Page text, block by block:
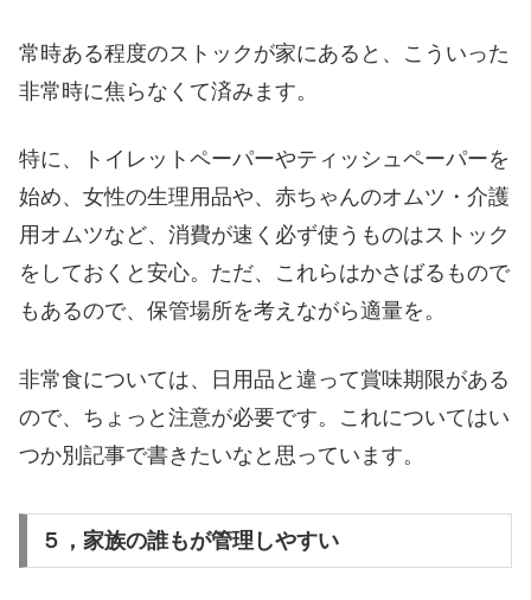
常時ある程度のストックが家にあると、こういった
非常時に焦らなくて済みます。
特に、トイレットペーパーやティッシュペーパーを
始め、女性の生理用品や、赤ちゃんのオムツ・介護
用オムツなど、消費が速く必ず使うものはストック
をしておくと安心。ただ、これらはかさばるもので
もあるので、保管場所を考えながら適量を。
非常食については、日用品と違って賞味期限がある
ので、ちょっと注意が必要です。これについてはい
つか別記事で書きたいなと思っています。
５，家族の誰もが管理しやすい